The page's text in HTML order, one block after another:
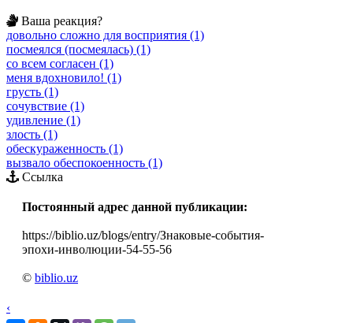
Ваша реакция?
довольно сложно для восприятия (1)
посмеялся (посмеялась) (1)
со всем согласен (1)
меня вдохновило! (1)
грусть (1)
сочувствие (1)
удивление (1)
злость (1)
обескураженность (1)
вызвало обеспокоенность (1)
Ссылка
Постоянный адрес данной публикации:
https://biblio.uz/blogs/entry/Знаковые-события-
эпохи-инволюции-54-55-56
© biblio.uz
‹